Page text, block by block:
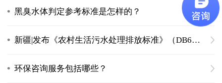
黑臭水体判定参考标准是怎样的？
新疆|发布《农村生活污水处理排放标准》（DB65 4275-2019）
环保咨询服务包括哪些？